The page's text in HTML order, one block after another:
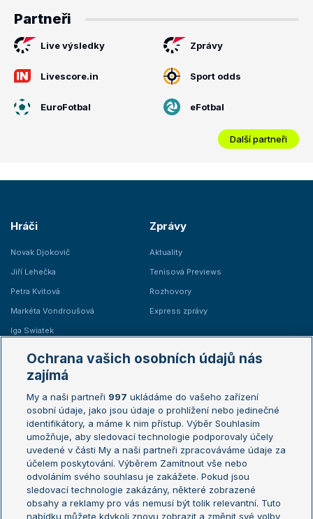
Partneři
Live výsledky Zprávy
Livescore.in Sport odds
EuroFotbal eFotbal
Další partneři
Hráči
Novak Djokovič
Jiří Lehečka
Petra Kvitová
Markéta Vondroušová
Iga Swiatek
Zprávy
Aktuality
Tenisová Previews
Rozhovory
Express zprávy
Žebříčky
Žebříček ATP (muži)
Žebříček WTA (ženy)
Sázkařský žebříček
Australian Open
French Open
Wimbledon
US Open
Turnaj mistrů
Turnaj mistryň
Ochrana vašich osobních údajů nás
zajímá
My a naši partneři 997 ukládáme do vašeho zařízení
osobní údaje, jako jsou údaje o prohlížení nebo jedinečné
identifikátory, a máme k nim přístup. Výběr Souhlasím
umožňuje, aby sledovací technologie podporovaly účely
uvedené v části My a naši partneři zpracováváme údaje za
účelem poskytování. Výběrem Zamítnout vše nebo
odvoláním svého souhlasu je zakážete. Pokud jsou
sledovací technologie zakázány, některé zobrazené
obsahy a reklamy pro vás nemusí být tolik relevantní. Tuto
nabídku můžete kdykoli znovu zobrazit a změnit své volby